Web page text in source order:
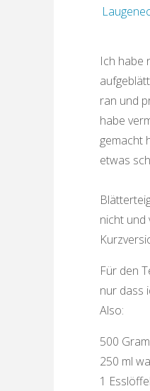
Ich habe
ran und
habe
gemacht
etwas
nicht und
Für den
nur dass
Also:
500
250 ml
1